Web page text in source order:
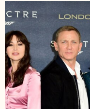
Corinthia à Londres le
22 octobre 2015.